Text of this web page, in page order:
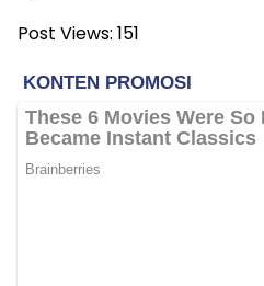
Post Views: 151